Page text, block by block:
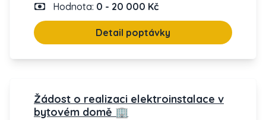
Hodnota: 0 - 20 000 Kč
Detail poptávky
Žádost o realizaci elektroinstalace v
bytovém domě 🏢